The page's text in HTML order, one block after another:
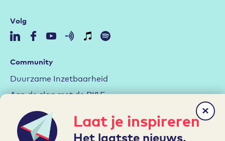
Laat je inspireren
Het laatste nieuws,
Volg
Community
Duurzame Inzetbaarheid
Aan de slag met de RI&E
Arbeidsmarktstrategie
Hybride werken